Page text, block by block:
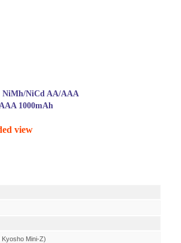
NiMh/NiCd AA/AAA
1000mAh
view
Mini-Z)